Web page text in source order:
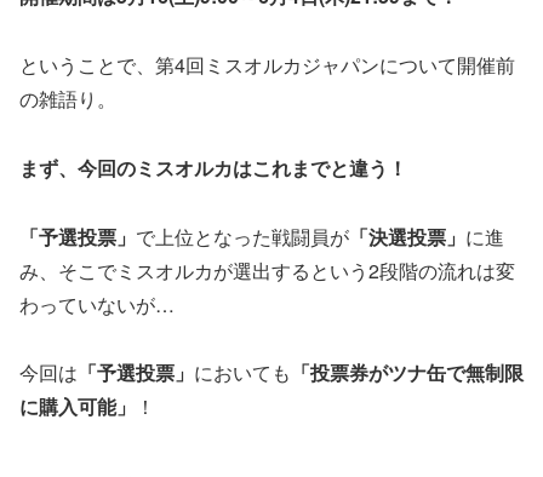
ということで、第4回ミスオルカジャパンについて開催前
の雑語り。
まず、今回のミスオルカはこれまでと違う！
「予選投票」 で上位となった戦闘員が 「決選投票」 に進
み、そこでミスオルカが選出するという2段階の流れは変
わっていないが…
今回は 「予選投票」 においても 「投票券がツナ缶で無制限
に購入可能」
！